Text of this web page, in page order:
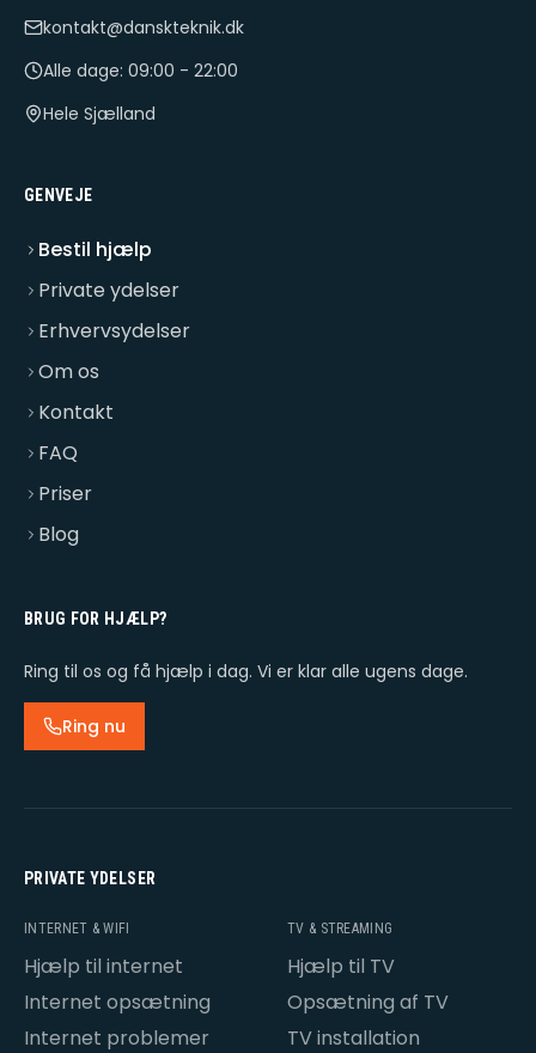
kontakt@danskteknik.dk
Alle dage: 09:00 - 22:00
Hele Sjælland
GENVEJE
Bestil hjælp
Private ydelser
Erhvervsydelser
Om os
Kontakt
FAQ
Priser
Blog
BRUG FOR HJÆLP?
Ring til os og få hjælp i dag. Vi er klar alle ugens dage.
Ring nu
PRIVATE YDELSER
INTERNET & WIFI
Hjælp til internet
Internet opsætning
Internet problemer
TV & STREAMING
Hjælp til TV
Opsætning af TV
TV installation